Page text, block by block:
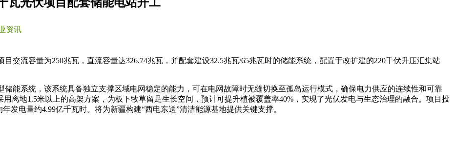
资讯
交流容量为250兆瓦，直流容量达326.74兆瓦，并配套建设32.5兆瓦/65兆瓦时的储能系统，配置于改扩建的220千伏升压汇集站
能系统，该系统具备独立支撑区域电网稳定的能力，可在电网故障时无缝切换至孤岛运行模式，确保电力供应的连续性和可靠
离地1.5米以上的高架方案，为板下牧草留足生长空间，预计可提升植被覆盖率40%，实现了光伏发电与生态治理的融合。项目投
发电量约4.99亿千瓦时。将为新疆构建“西电东送”清洁能源基地提供关键支撑。